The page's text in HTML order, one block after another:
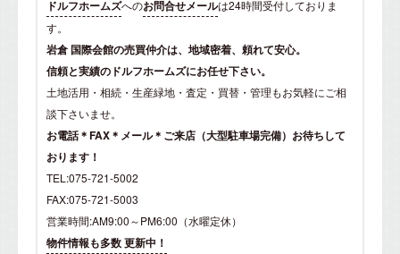
ドルフホームズへのお問合せメールは24時間受付しておりま
す。
岩倉 国際会館の売買仲介は、地域密着、頼れて安心。
信頼と実績のドルフホームズにお任せ下さい。
土地活用・相続・生産緑地・査定・買替・管理もお気軽にご相
談下さいませ。
お電話＊FAX＊メール＊ご来店（大型駐車場完備）お待ちして
おります！
TEL:075-721-5002
FAX:075-721-5003
営業時間:AM9:00～PM6:00（水曜定休）
物件情報も多数 更新中！